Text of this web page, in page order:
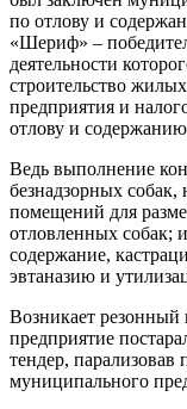
по отлову и
«Шериф» –
деятельности
строительство
предприятия и
отлову и
Ведь выполнение
безнадзорных
помещений для
отловленных собак;
содержание,
эвтаназию и
Возникает резонный
предприятие
тендер, парализовав
муниципального